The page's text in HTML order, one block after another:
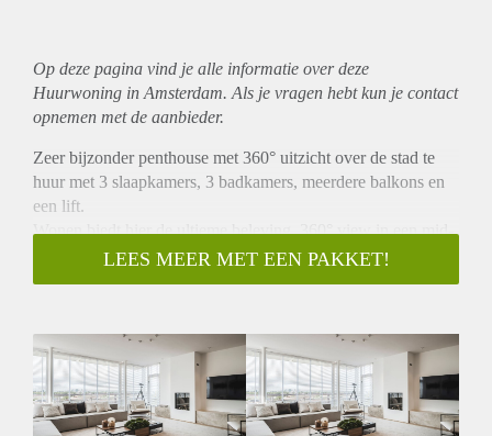
Op deze pagina vind je alle informatie over deze
Huurwoning in Amsterdam. Als je vragen hebt kun je contact
opnemen met de aanbieder.
Zeer bijzonder penthouse met 360° uitzicht over de stad te
huur met 3 slaapkamers, 3 badkamers, meerdere balkons en
een lift.
Wonen biedt hier de ultieme beleving, 360° view in een mid-
century penthouse.
De voormalige directiesuite van Autopon is omgetoverd tot
De huidige eigenaar zag destijds de potentie van dit unieke
object bovenop dit markante gebouw. Het vele licht, het
ongekende vrije uitzicht, terrassen en de architectonische
waarde van dit in 1955-1961 door architect Ingenieur Ben
LEES MEER MET EEN PAKKET!